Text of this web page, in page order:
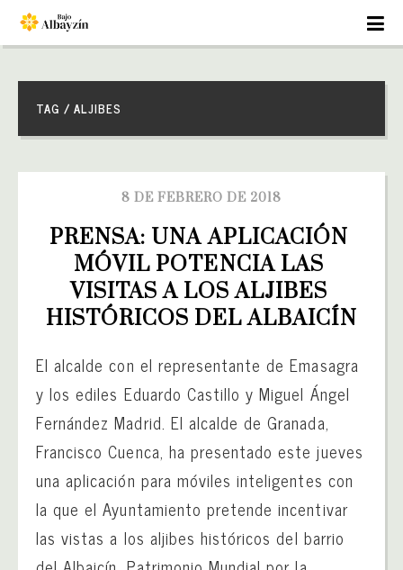
TAG / ALJIBES
8 DE FEBRERO DE 2018
PRENSA: UNA APLICACIÓN
MÓVIL POTENCIA LAS
VISITAS A LOS ALJIBES
HISTÓRICOS DEL ALBAICÍN
El alcalde con el representante de Emasagra
y los ediles Eduardo Castillo y Miguel Ángel
Fernández Madrid. El alcalde de Granada,
Francisco Cuenca, ha presentado este jueves
una aplicación para móviles inteligentes con
la que el Ayuntamiento pretende incentivar
las vistas a los aljibes históricos del barrio